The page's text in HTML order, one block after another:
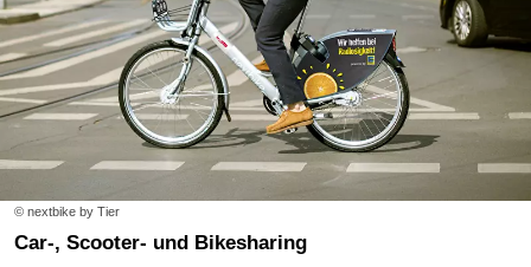
© nextbike by Tier
Car-, Scooter- und Bikesharing